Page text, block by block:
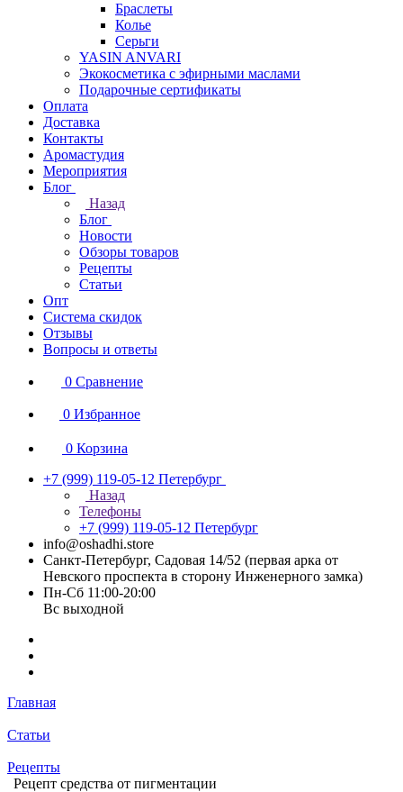
Браслеты
Колье
Серьги
YASIN ANVARI
Экокосметика с эфирными маслами
Подарочные сертификаты
Оплата
Доставка
Контакты
Аромастудия
Мероприятия
Блог
Назад
Блог
Новости
Обзоры товаров
Рецепты
Статьи
Опт
Система скидок
Отзывы
Вопросы и ответы
0 Сравнение
0 Избранное
0 Корзина
+7 (999) 119-05-12 Петербург
Назад
Телефоны
+7 (999) 119-05-12 Петербург
info@oshadhi.store
Санкт-Петербург, Садовая 14/52 (первая арка от
Невского проспекта в сторону Инженерного замка)
Пн-Сб 11:00-20:00
Вс выходной
Главная
Статьи
Рецепты
Рецепт средства от пигментации